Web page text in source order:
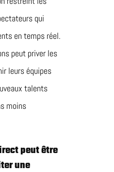
qui
en temps réel.
peut priver les
leurs équipes
talents
moins
peut être
une